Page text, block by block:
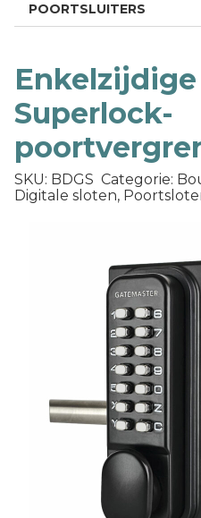
POORTSLUITERS
Superlock-
SKU: BDGS Categorie:
Digitale sloten,